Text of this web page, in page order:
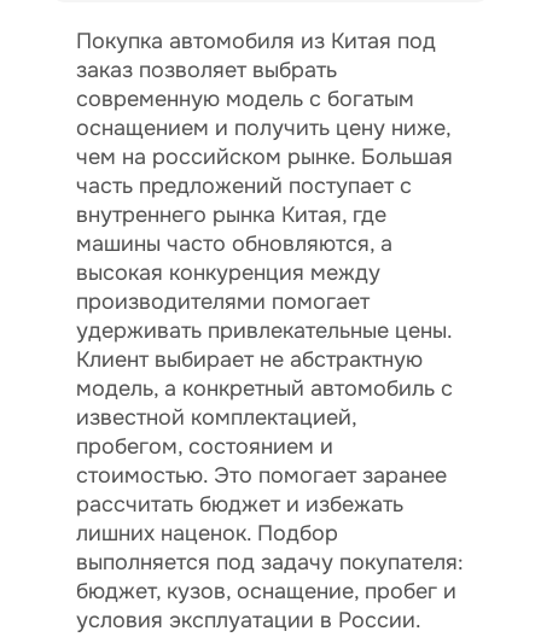
Покупка автомобиля из Китая под
заказ позволяет выбрать
современную модель с богатым
оснащением и получить цену ниже,
чем на российском рынке. Большая
часть предложений поступает с
внутреннего рынка Китая, где
машины часто обновляются, а
высокая конкуренция между
производителями помогает
удерживать привлекательные цены.
Клиент выбирает не абстрактную
модель, а конкретный автомобиль с
известной комплектацией,
пробегом, состоянием и
стоимостью. Это помогает заранее
рассчитать бюджет и избежать
лишних наценок. Подбор
выполняется под задачу покупателя:
бюджет, кузов, оснащение, пробег и
условия эксплуатации в России.